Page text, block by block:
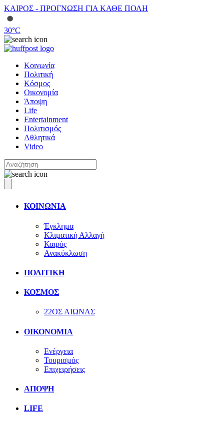
ΚΑΙΡΟΣ - ΠΡΟΓΝΩΣΗ ΓΙΑ ΚΑΘΕ ΠΟΛΗ
30°C
Κοινωνία
Πολιτική
Κόσμος
Οικονομία
Άποψη
Life
Entertainment
Πολιτισμός
Αθλητικά
Video
ΚΟΙΝΩΝΙΑ
Έγκλημα
Κλιματική Αλλαγή
Καιρός
Ανακύκλωση
ΠΟΛΙΤΙΚΗ
ΚΟΣΜΟΣ
22ΟΣ ΑΙΩΝΑΣ
ΟΙΚΟΝΟΜΙΑ
Ενέργεια
Τουρισμός
Επιχειρήσεις
ΑΠΟΨΗ
LIFE